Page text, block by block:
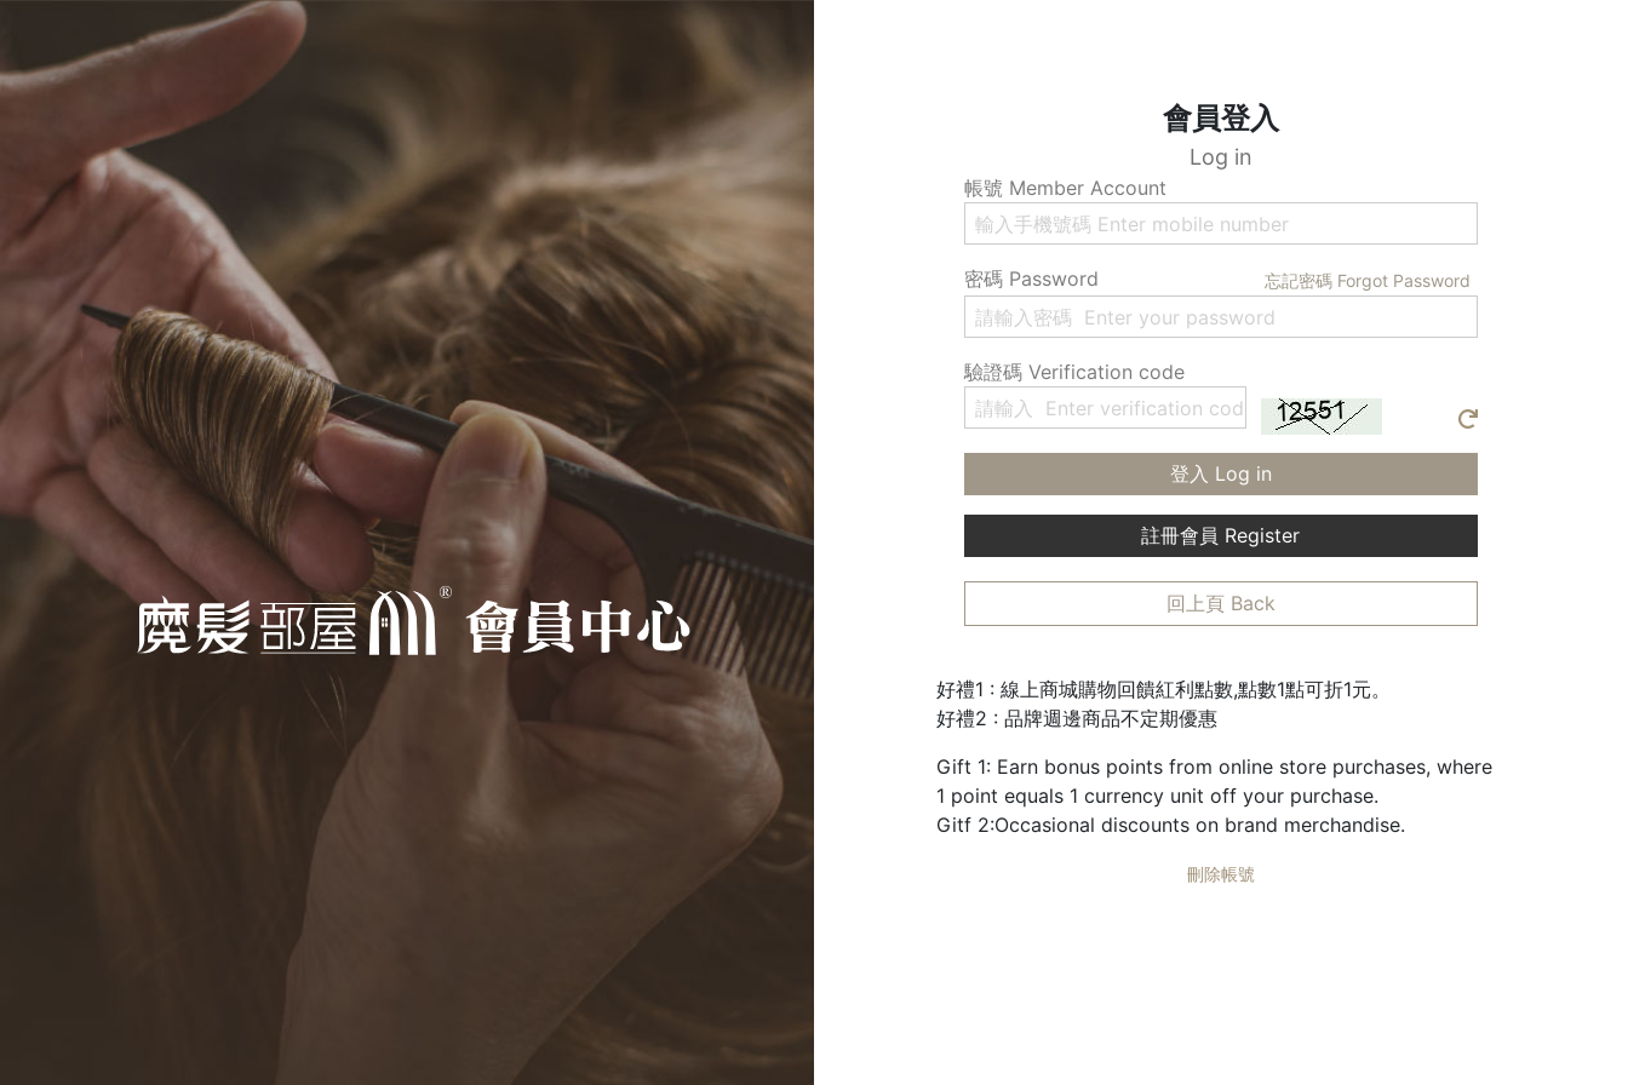
會員登入
Log in
帳號 Member Account
密碼 Password 忘記密碼 Forgot Password
驗證碼 Verification code
登入 Log in
註冊會員 Register
回上頁 Back
好禮1 : 線上商城購物回饋紅利點數,點數1點可折1元。
好禮2 : 品牌週邊商品不定期優惠
Gift 1: Earn bonus points from online store purchases, where
1 point equals 1 currency unit off your purchase.
Gitf 2:Occasional discounts on brand merchandise.
刪除帳號